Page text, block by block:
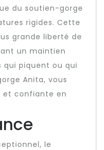
du soutien-gorge
rigides. Cette
grande liberté de
un maintien
qui piquent ou qui
Anita, vous
et confiante en
le